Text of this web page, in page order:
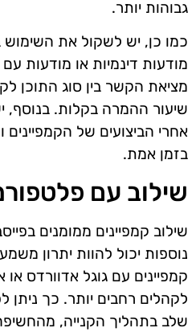
גבוהות יותר.
כמו כן, יש לשקול את השימוש
מודעות דינמיות או מודעות עם
מציאת הקשר בין סוג התוכן
שיעור ההמרה בקלות. בנוסף,
אחרי הביצועים של
בזמן אמת.
שילוב עם
שילוב קמפיינים ממומנים
נוספות יכול להוות יתרון
קמפיינים עם גוגל אדוורדס או
לקהלים רחבים יותר. כך
שלב בתהליך הקנייה,